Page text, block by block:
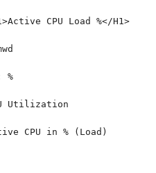
CPU Load %</H1>
%
Utilization
CPU in % (Load)